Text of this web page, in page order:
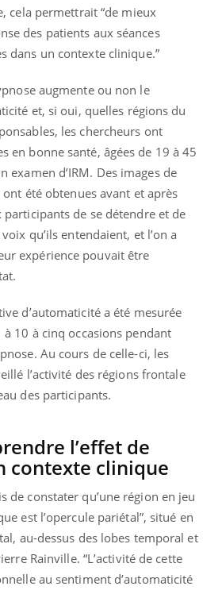
cela permettrait “de mieux
des patients aux séances
dans un contexte clinique.”
augmente ou non le
et, si oui, quelles régions du
les chercheurs ont
en bonne santé, âgées de 19 à 45
examen d’IRM. Des images de
ont été obtenues avant et après
participants de se détendre et de
qu’ils entendaient, et l’on a
expérience pouvait être
d’automaticité a été mesurée
à 10 à cinq occasions pendant
Au cours de celle-ci, les
l’activité des régions frontale
des participants.
l’effet de
contexte clinique
de constater qu’une région en jeu
est l’opercule pariétal”, situé en
au-dessus des lobes temporal et
Rainville. “L’activité de cette
au sentiment d’automaticité